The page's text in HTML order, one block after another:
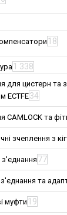
18
1 338
для цистерн та
ECTFE34
CAMLOCK та
зчеплення з
77
з'єднання та
муфти 19